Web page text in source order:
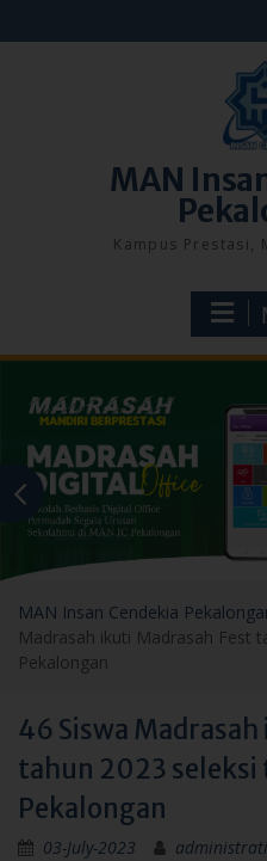
to
MAN
Kampus Prestasi,
MAN Insan Cendekia
Madrasah ikuti Madrasah Fest
Pekalongan
46 Siswa
tahun 2023
Pekalongan
03-July-2023